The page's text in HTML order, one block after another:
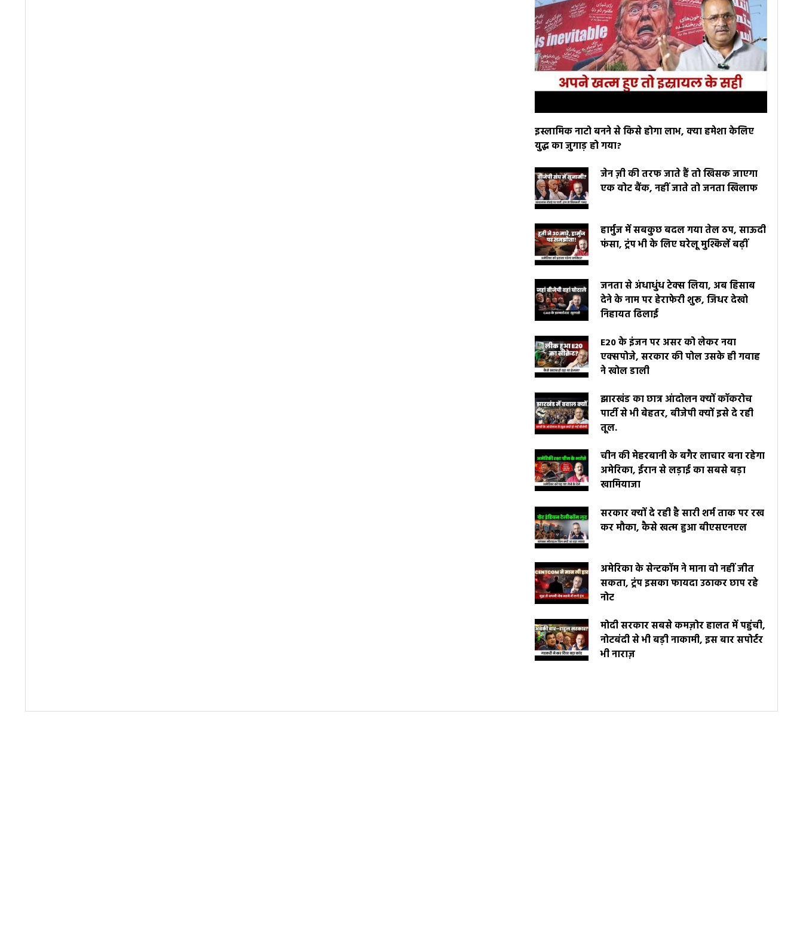
इस्लामिक नाटो बनने से किसे होगा लाभ, क्या हमेशा केलिए
युद्ध का जुगाड़ हो गया?
जेन ज़ी की तरफ जाते हैं तो खिसक जाएगा
एक वोट बैंक, नहीं जाते तो जनता खिलाफ
हार्मुज में सबकुछ बदल गया तेल ठप, साऊदी
फंसा, ट्रंप भी के लिए घरेलू मुश्किलें बढ़ीं
जनता से अंधाधुंध टेक्स लिया, अब हिसाब
देने के नाम पर हेराफेरी शुरू, जिधर देखो
निहायत ढिलाई
E20 के इंजन पर असर को लेकर नया
एक्सपोजे, सरकार की पोल उसके ही गवाह
ने खोल डाली
झारखंड का छात्र आंदोलन क्यों कॉकरोच
पार्टी से भी बेहतर, बीजेपी क्यों इसे दे रही
तूल.
चीन की मेहरबानी के बगैर लाचार बना रहेगा
अमेरिका, ईरान से लड़ाई का सबसे बड़ा
खामियाजा
सरकार क्यों दे रही है सारी शर्म ताक पर रख
कर मौका, कैसे खत्म हुआ बीएसएनएल
अमेरिका के सेन्टकॉम ने माना वो नहीं जीत
सकता, ट्रंप इसका फायदा उठाकर छाप रहे
नोट
मोदी सरकार सबसे कमज़ोर हालत में पहुंची,
नोटबंदी से भी बड़ी नाकामी, इस बार सपोर्टर
भी नाराज़